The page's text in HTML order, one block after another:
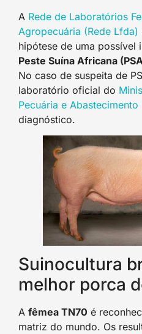
A Rede de Laboratórios
Agropecuária (Rede Lfda)
hipótese de uma possível
Peste Suína Africana
No caso de suspeita de
laboratório oficial do
Pecuária e Abastecimento
diagnóstico.
Suinocultura
melhor porca
A fêmea TN70 é
matriz do mundo. Os